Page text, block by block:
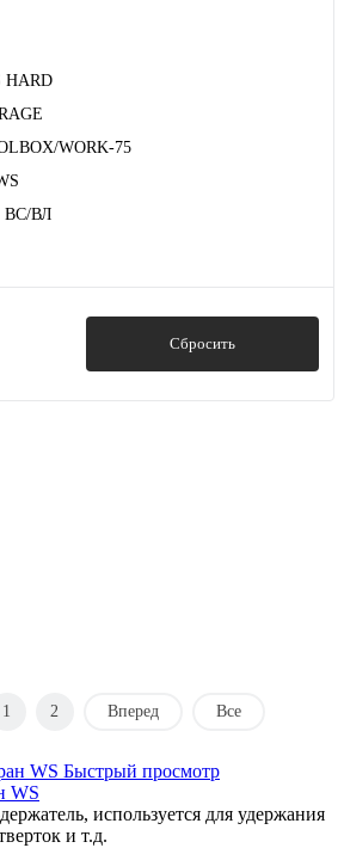
HARD
WORK-75
ВС/ВЛ
Сбросить
1 2 Вперед Все
Быстрый просмотр
WS
используется для удержания
и т.д.